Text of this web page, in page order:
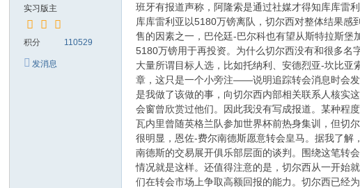
实习版主
积分 110529
发消息
班牙有报道声称，阿隆索是通过社媒才得知库库雷
库库雷利亚以5180万镑离队，切尔西对整体结果
售的因素之一，巴伦廷-巴尔科也有望从斯特拉斯
5180万镑用于再投资。为什么切尔西没有和很多名
大量所谓目标人选，比如托纳利、安德烈亚-坎比
章，这只是一个小旁注——说明追踪转会消息时会
是我做了该做的事，向切尔西内部相关联系人核实
会窗曾欣赏过他们。因此我没有写成报道。某种程
瓦内里曾随英格兰队参加世界杯前热身集训，但切
很明显，恩佐-费尔南德斯愿意转会皇马。据我了
南德斯的交易展开俱乐部层面的谈判。围绕这笔转
情况就是这样。还值得注意的是，切尔西从一开始
们在转会市场上争取高额回报的能力。切尔西已经